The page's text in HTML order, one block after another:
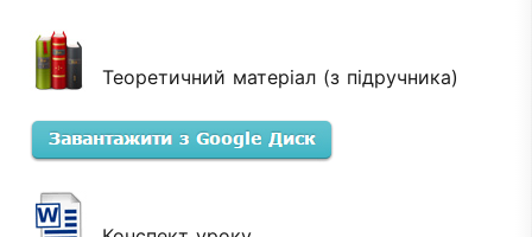
Теоретичний матеріал (з підручника)